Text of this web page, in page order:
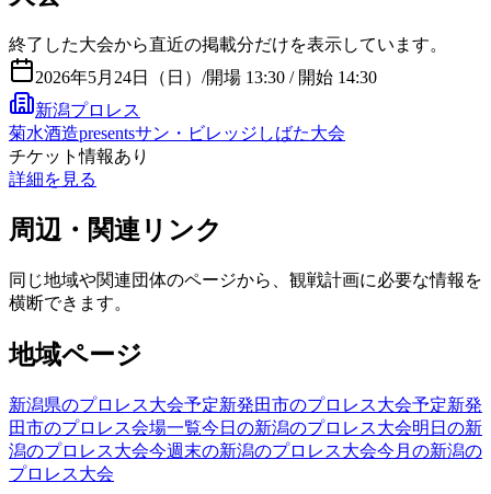
終了した大会から直近の掲載分だけを表示しています。
2026年5月24日（日） /開場 13:30 / 開始 14:30
新潟プロレス
菊水酒造presentsサン・ビレッジしばた大会
チケット情報あり
詳細を見る
周辺・関連リンク
同じ地域や関連団体のページから、観戦計画に必要な情報を
横断できます。
地域ページ
新潟県のプロレス大会予定新発田市のプロレス大会予定新発
田市のプロレス会場一覧今日の新潟のプロレス大会明日の新
潟のプロレス大会今週末の新潟のプロレス大会今月の新潟の
プロレス大会